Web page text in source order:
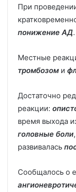
При
понижение АД.
Местные
тромбозом и
Достаточно
реакции:
время выхода
головные боли,
развивалась
Сообщалось о